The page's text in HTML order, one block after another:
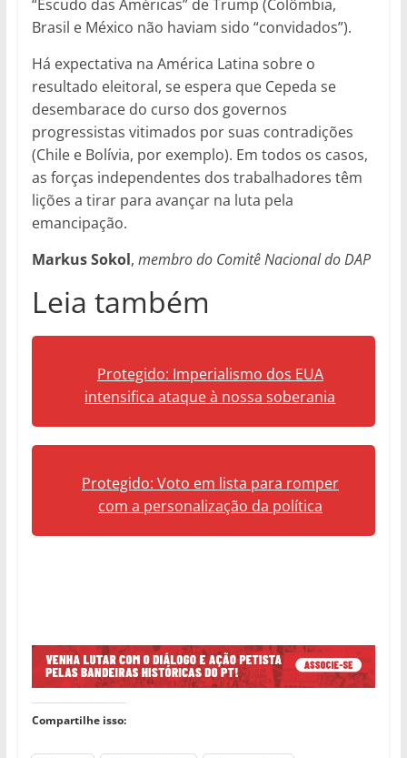
“Escudo das Américas” de Trump (Colômbia,
Brasil e México não haviam sido “convidados”).
Há expectativa na América Latina sobre o
resultado eleitoral, se espera que Cepeda se
desembarace do curso dos governos
progressistas vitimados por suas contradições
(Chile e Bolívia, por exemplo). Em todos os casos,
as forças independentes dos trabalhadores têm
lições a tirar para avançar na luta pela
emancipação.
Markus Sokol, membro do Comitê Nacional do DAP
Leia também
Protegido: Imperialismo dos EUA
intensifica ataque à nossa soberania
Protegido: Voto em lista para romper
com a personalização da política
Compartilhe isso: